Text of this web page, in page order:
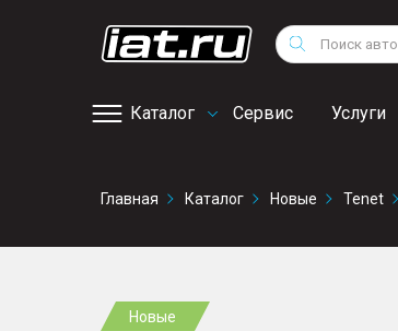
Поиск
Каталог Сервис
сервис
Услуги
Снегоходы
Квадроциклы
Главная Каталог Новые Tenet
Новые